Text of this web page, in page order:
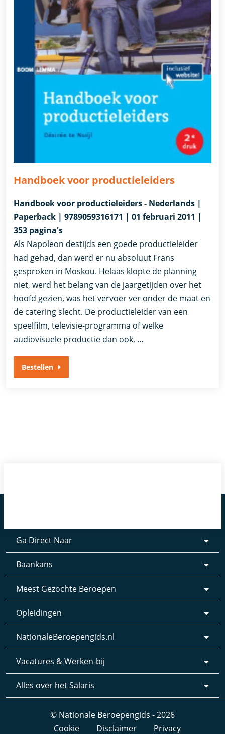
Handboek voor productieleiders
Handboek voor productieleiders - Nederlands |
Paperback | 9789059316171 | 01 februari 2011 |
353 pagina's
Als Napoleon destijds een goede productieleider
had gehad, dan werd er nu absoluut Frans
gesproken in Moskou. Helaas klopte de planning
niet, werd het belang van de jaargetijden over het
hoofd gezien, was het vervoer ver onder de maat en
de catering slecht. De productieleider van een
speelfilm, televisie-programma of welke
audiovisuele productie dan ook, …
Bestellen
Ga Direct Naar
Baankans
Meest Gezochte Beroepen
Opleidingen
NationaleBeroepengids.nl
Vacatures & Werken-bij
Alles over het Salaris
© Nationale Beroepengids - 2026
Cookie
Disclaimer Privacy